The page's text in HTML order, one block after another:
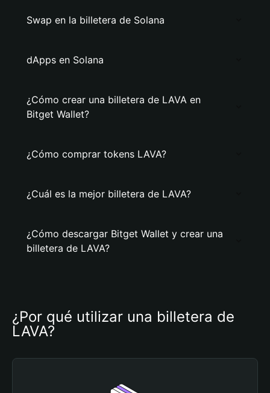
Swap en la billetera de Solana
dApps en Solana
¿Cómo crear una billetera de LAVA en
Bitget Wallet?
¿Cómo comprar tokens LAVA?
¿Cuál es la mejor billetera de LAVA?
¿Cómo descargar Bitget Wallet y crear una
billetera de LAVA?
¿Por qué utilizar una billetera de
LAVA?